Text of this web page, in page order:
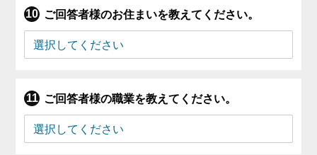
ご回答者様のお住まいを教えてください。
ご回答者様の職業を教えてください。